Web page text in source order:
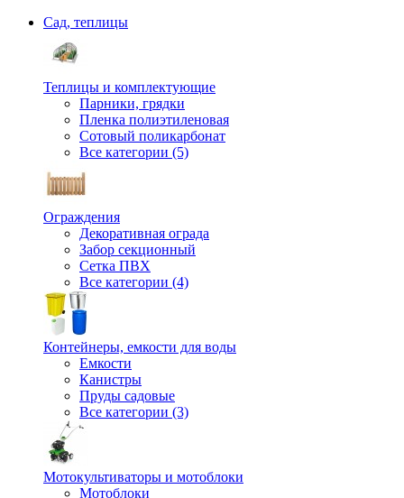
Сад, теплицы
Теплицы и комплектующие
Парники, грядки
Пленка полиэтиленовая
Сотовый поликарбонат
Все категории (5)
Ограждения
Декоративная ограда
Забор секционный
Сетка ПВХ
Все категории (4)
Контейнеры, емкости для воды
Емкости
Канистры
Пруды садовые
Все категории (3)
Мотокультиваторы и мотоблоки
Мотоблоки